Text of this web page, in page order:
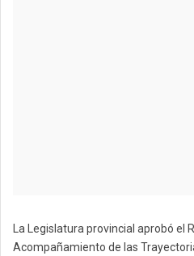
La Legislatura provincial aprobó el
Acompañamiento de las